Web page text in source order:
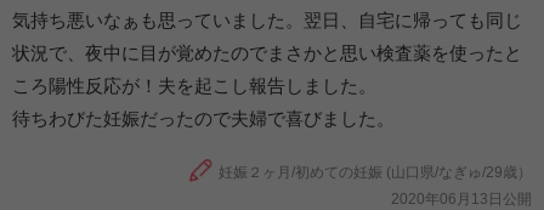
気持ち悪いなぁも思っていました。翌日、自宅に帰っても同じ
状況で、夜中に目が覚めたのでまさかと思い検査薬を使ったと
ころ陽性反応が！夫を起こし報告しました。
待ちわびた妊娠だったので夫婦で喜びました。
妊娠２ヶ月/初めての妊娠 (山口県/なぎゅ/29歳）
2020年06月13日公開